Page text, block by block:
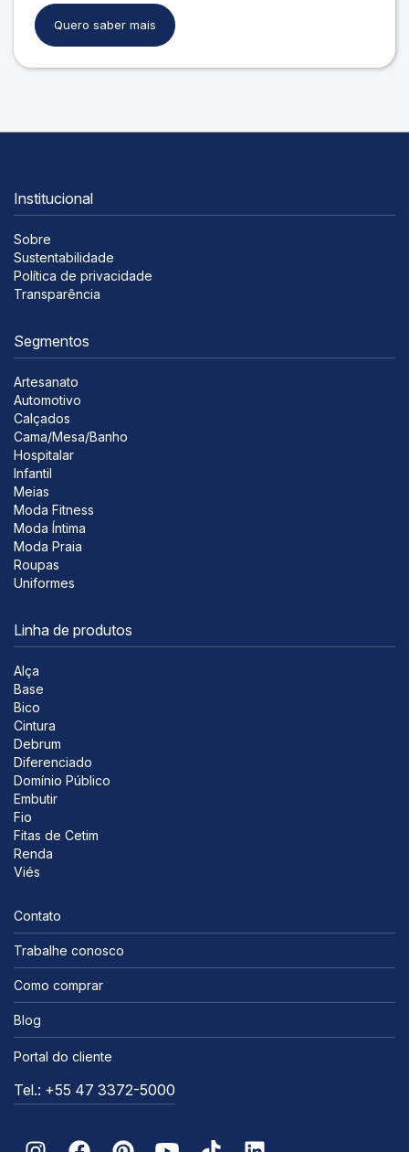
Quero saber mais
Institucional
Sobre
Sustentabilidade
Política de privacidade
Transparência
Segmentos
Artesanato
Automotivo
Calçados
Cama/Mesa/Banho
Hospitalar
Infantil
Meias
Moda Fitness
Moda Íntima
Moda Praia
Roupas
Uniformes
Linha de produtos
Alça
Base
Bico
Cintura
Debrum
Diferenciado
Domínio Público
Embutir
Fio
Fitas de Cetim
Renda
Viés
Contato
Trabalhe conosco
Como comprar
Blog
Portal do cliente
Tel.: +55 47 3372-5000